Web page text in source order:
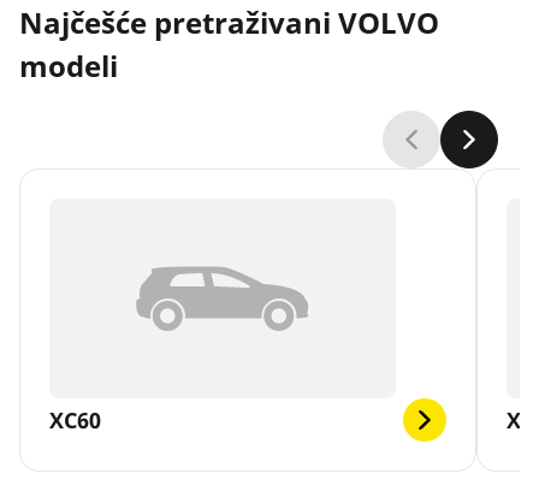
Najčešće pretraživani VOLVO
modeli
XC60